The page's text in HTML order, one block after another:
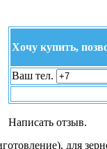
Хочу купить,
Ваш тел.
Написать отзыв.
для